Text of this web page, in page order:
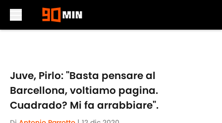
Juve, Pirlo: "Basta pensare al
Barcellona, voltiamo pagina.
Cuadrado? Mi fa arrabbiare".